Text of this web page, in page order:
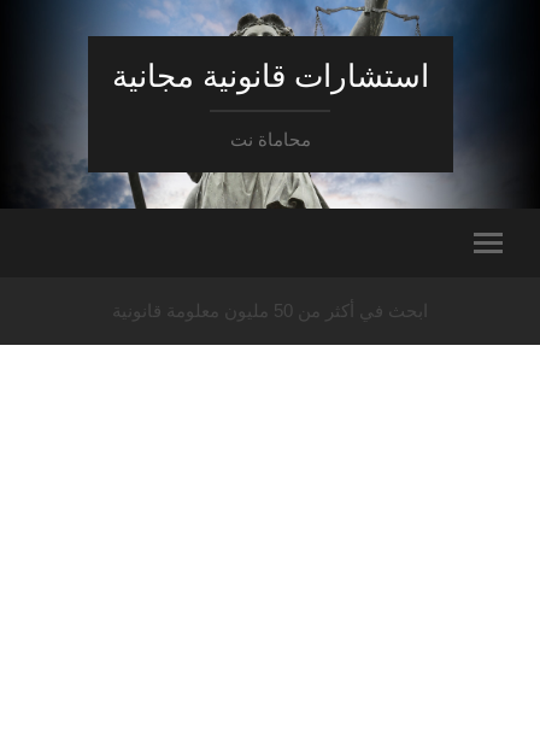
استشارات قانونية مجانية
محاماة نت
ابحث في أكثر من 50 مليون معلومة قانونية